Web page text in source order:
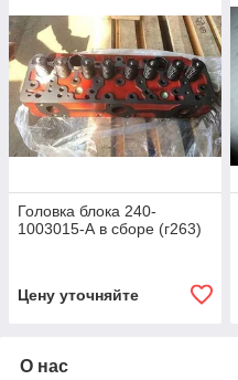
Головка блока 240-
1003015-А в сборе (г263)
Цену уточняйте
О нас